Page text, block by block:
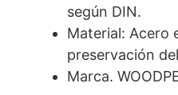
según DIN.
Material: Acero
preservación
Marca.